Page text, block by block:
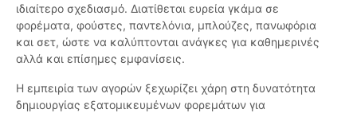
ιδιαίτερο σχεδιασμό. Διατίθεται ευρεία γκάμα σε
φορέματα, φούστες, παντελόνια, μπλούζες, πανωφόρια
και σετ, ώστε να καλύπτονται ανάγκες για καθημερινές
αλλά και επίσημες εμφανίσεις.
Η εμπειρία των αγορών ξεχωρίζει χάρη στη δυνατότητα
δημιουργίας εξατομικευμένων φορεμάτων για